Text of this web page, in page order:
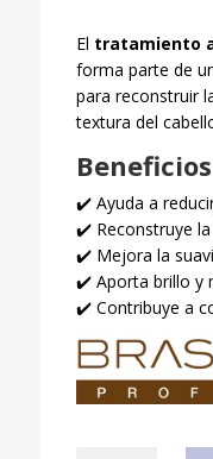
El tratamiento
forma parte de
para reconstruir
textura del
✔️ Ayuda a
✔️ Reconstruye
✔️ Mejora la
✔️ Aporta brillo y
✔️ Contribuye a